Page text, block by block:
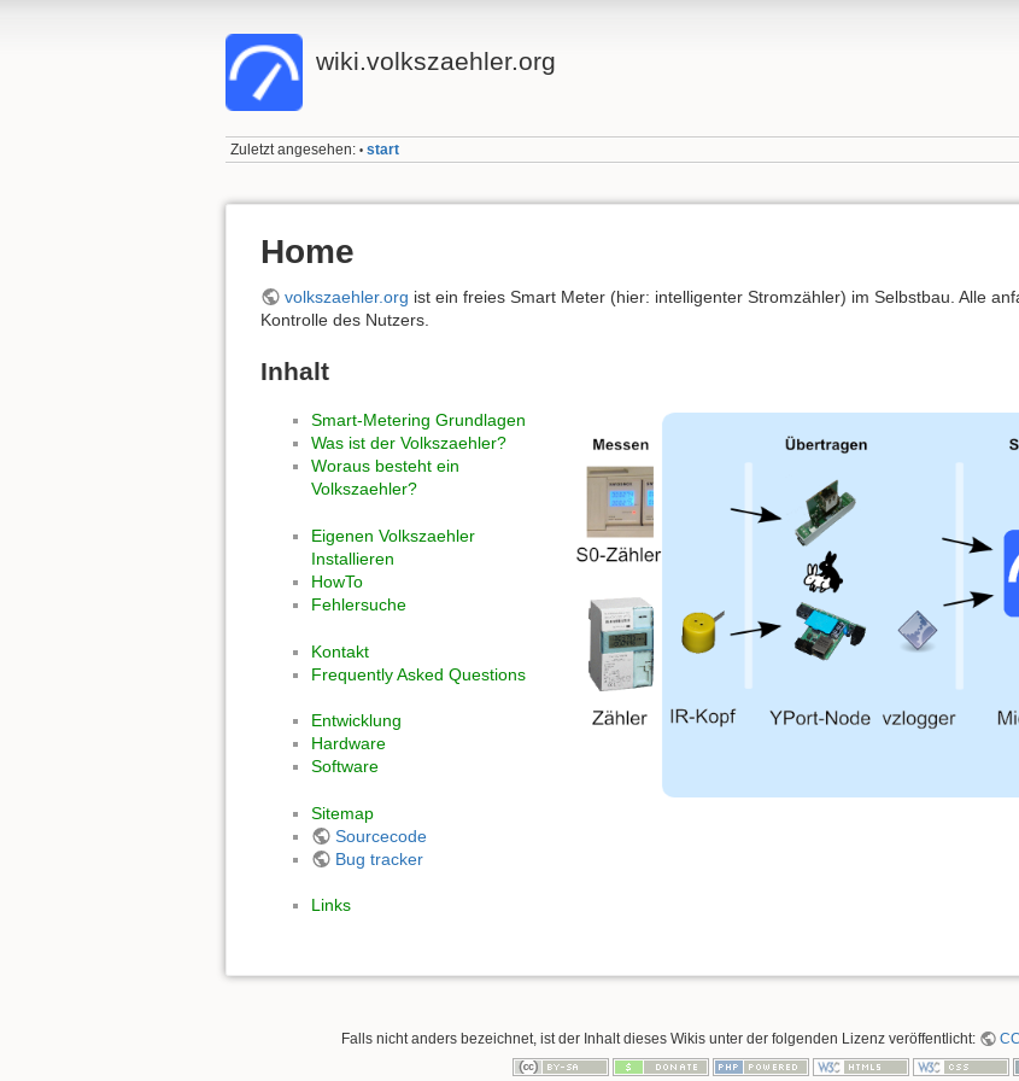
wiki.volkszaehler.org
Zuletzt angesehen: • start
Home
volkszaehler.org ist ein freies Smart Meter (hier: intelligenter Stromzähler) im Selbstbau. Alle
Kontrolle des Nutzers.
Inhalt
Smart-Metering Grundlagen
Was ist der Volkszaehler?
Woraus besteht ein
Volkszaehler?
Eigenen Volkszaehler
Installieren
HowTo
Fehlersuche
Kontakt
Frequently Asked Questions
Entwicklung
Hardware
Software
Sitemap
Sourcecode
Bug tracker
Links
Falls nicht anders bezeichnet, ist der Inhalt dieses Wikis unter der folgenden Lizenz veröffentlicht: